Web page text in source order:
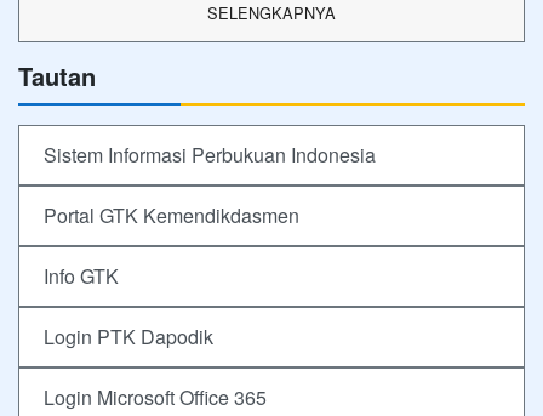
SELENGKAPNYA
Tautan
Sistem Informasi Perbukuan Indonesia
Portal GTK Kemendikdasmen
Info GTK
Login PTK Dapodik
Login Microsoft Office 365